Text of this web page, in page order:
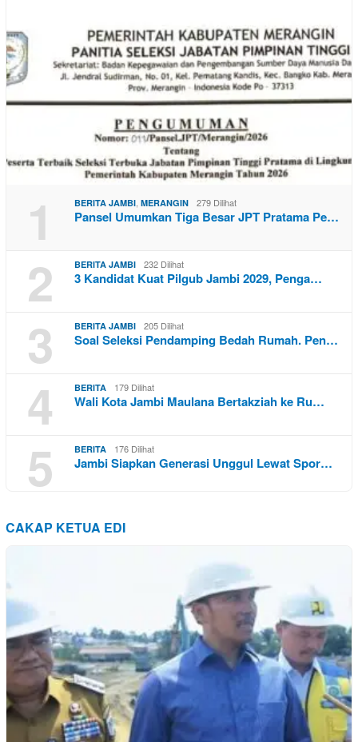
1 BERITA JAMBI MERANGIN 279 Dilihat
Pansel Umumkan Tiga Besar JPT Pratama Pe…
2 BERITA JAMBI 232 Dilihat
3 Kandidat Kuat Pilgub Jambi 2029, Penga…
3 BERITA JAMBI 205 Dilihat
Soal Seleksi Pendamping Bedah Rumah. Pen…
4 BERITA 179 Dilihat
Wali Kota Jambi Maulana Bertakziah ke Ru…
5 BERITA 176 Dilihat
Jambi Siapkan Generasi Unggul Lewat Spor…
CAKAP KETUA EDI